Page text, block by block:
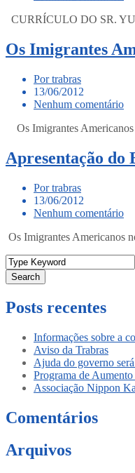
CURRÍCULO DO SR.
Os Imigrantes
Por trabras
13/06/2012
Nenhum comentário
Os Imigrantes
Apresentação do
Por trabras
13/06/2012
Nenhum comentário
Os Imigrantes
Search
Posts recentes
Informações sobre a
Aviso da Trabras
Ajuda do governo
Programa de
Associação Nippon
Comentários
Arquivos